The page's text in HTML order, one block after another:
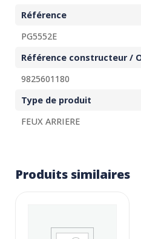
Référence
PG5552E
Référence constructeur /
9825601180
Type de produit
FEUX ARRIERE
Produits similaires